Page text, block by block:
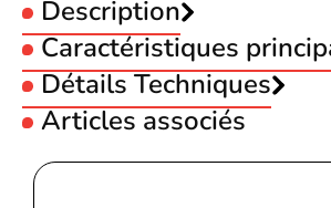
Description
Thermaltake Divider 370 TG
Caractéristiques
Utilisation :Gamer
Format Carte-mère :ATX
Format Carte-mère :Micro-ATX
Format Carte-mère :E-ATX
Format Chassis :
Détails Techniques
Design
Articles associés